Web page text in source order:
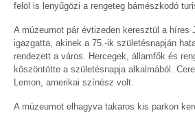
felöl is lenyűgözi a rengeteg bámészkodó
A múzeumot pár évtizeden keresztül a híres
igazgatta, akinek a 75.-ik születésnapján
rendezett a város. Hercegek, államfők és
köszöntötte a születésnapja alkalmából.
Lemon, amerikai színész volt.
A múzeumot elhagyva takaros kis parkon